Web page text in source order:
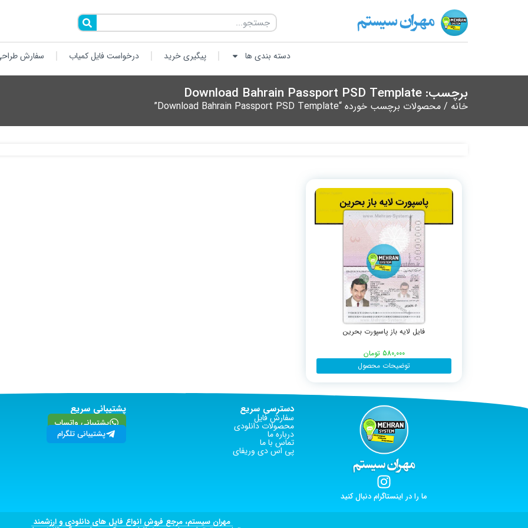
دسته بندی ها پیگیری خرید درخواست فایل کمیاب سفارش
برچسب: Download Bahrain Passport PSD Template
خانه / محصولات برچسب خورده “Download Bahrain Passport PSD Template”
فایل لایه باز پاسپورت بحرین
580,000 تومان
توضیحات محصول
ما را در اینستاگرام دنبال کنید
دسترسی سریع
سفارش فایل
محصولات دانلودی
درباره ما
تماس با ما
پی اس دی وریفای
پشتیبانی سریع
پشتیبانی واتساپ
پشتیبانی تلگرام
مهران سیستم، مرجع فروش انواع فایل های دانلودی و ارزشمند